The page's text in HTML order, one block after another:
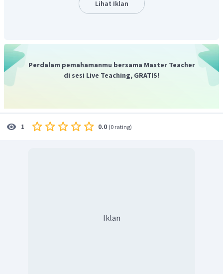
Sehingga diperoleh nilai atau
, oleh karena
maka nilai yang memenuhi adalah
.
Dengan demikian nilai
Lihat Iklan
Perdalam pemahamanmu bersama Master Teacher
di sesi Live Teaching, GRATIS!
1 0.0 (0 rating)
Iklan